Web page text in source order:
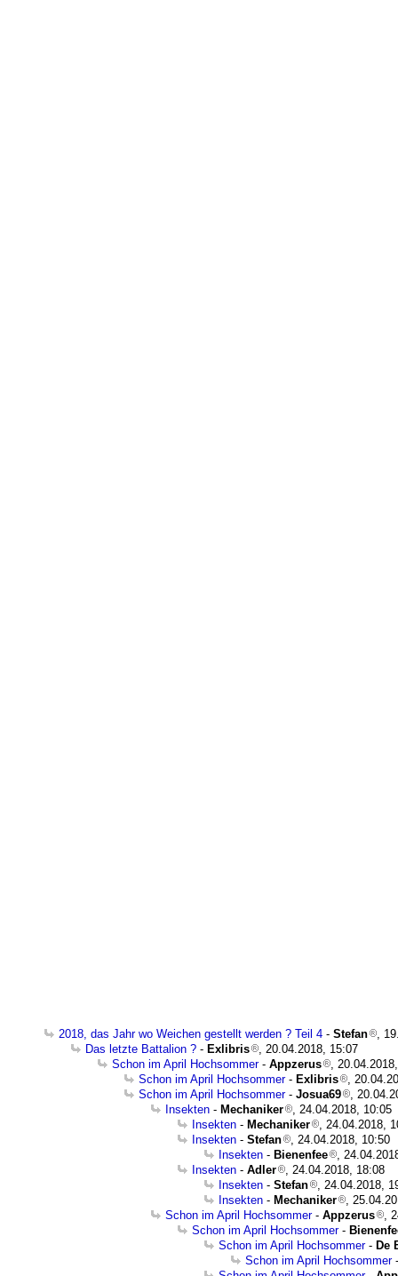
2018, das Jahr wo Weichen gestellt werden ? Teil 4 - Stefan
,
Das letzte Battalion ? - Exlibris
, 20.04.2018, 15:07
Schon im April Hochsommer- Appzerus
,
Schon im April Hochsommer- Exlibris
,
Schon im April Hochsommer- Josua69
,
Insekten - Mechaniker
, 24.04.2018, 10:05
Insekten - Mechaniker
, 24.04.2018,
Insekten - Stefan
, 24.04.2018, 10:50
Insekten - Bienenfee
,
Insekten - Adler
, 24.04.2018, 18:08
Insekten - Stefan
, 24.04.2018,
Insekten - Mechaniker
,
Schon im April Hochsommer- Appzerus
,
Schon im April Hochsommer-
Schon im April Hochsommer- De
Schon im April Hochsommer